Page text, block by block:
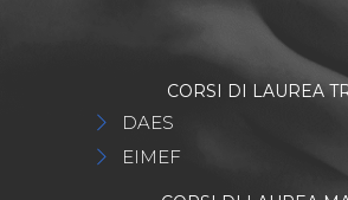
CORSI DI LAUREA
DAES
EIMEF